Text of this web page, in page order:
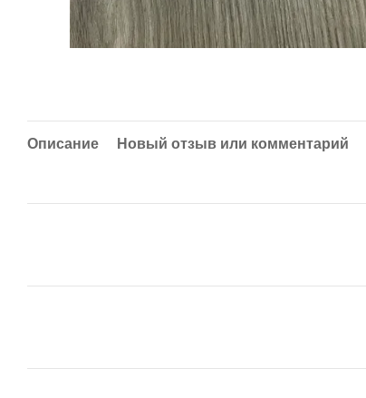
Описание Новый отзыв или комментарий